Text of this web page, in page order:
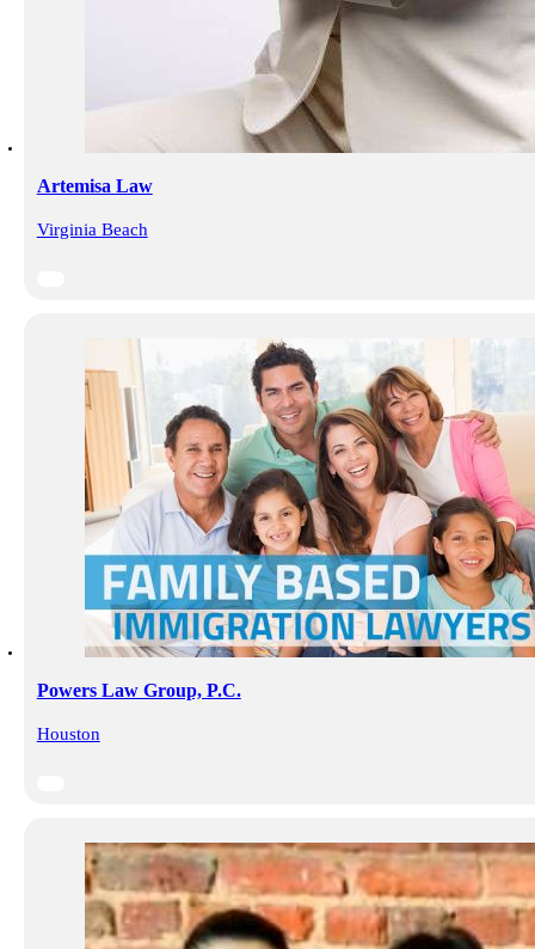
Artemisa Law
Virginia Beach
Powers Law Group, P.C.
Houston